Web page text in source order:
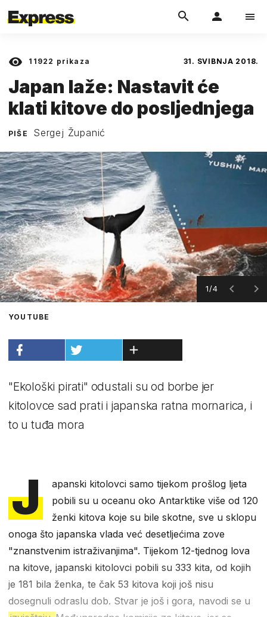
11922 prikaza 31. SVIBNJA 2018.
Japan laže: Nastavit će
klati kitove do posljednjega
PIŠE Sergej Županić
1/4
YOUTUBE
"Ekološki pirati" odustali su od borbe jer
kitolovce sad prati i japanska ratna mornarica, i
to u tuđa mora
J
apanski kitolovci samo tijekom prošlog ljeta
pobili su u oceanu oko Antarktike više od 120
ženki kitova koje su bile skotne, sve u sklopu
onoga što japanska vlada već desetljećima zove
"znanstvenim istraživanjima". Tijekom 12-tjednog lova
na kitove, japanski kitolovci pobili su 333 kita, od kojih
je 181 bila ženka, te čak 53 kitova koji još nisu
dosegnuli odraslu dob. Stvar je još i gora, navodi se u